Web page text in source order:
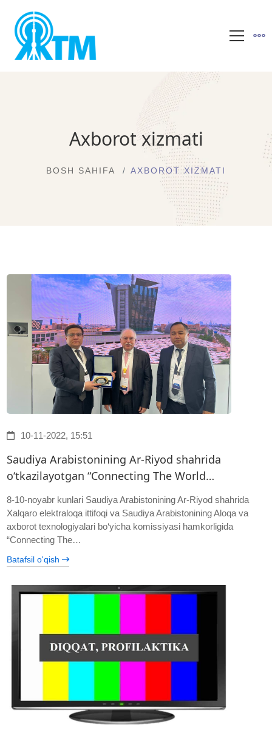
Axborot xizmati
BOSH SAHIFA AXBOROT XIZMATI
10-11-2022, 15:51
Saudiya Arabistonining Ar-Riyod shahrida
o‘tkazilayotgan “Сonnecting The World…
8-10-noyabr kunlari Saudiya Arabistonining Ar-Riyod shahrida
Xalqaro elektraloqa ittifoqi va Saudiya Arabistonining Aloqa va
axborot texnologiyalari bo‘yicha komissiyasi hamkorligida
“Сonnecting The…
Batafsil o'qish